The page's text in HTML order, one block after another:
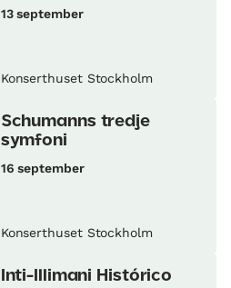
13 september
Konserthuset Stockholm
Schumanns tredje
symfoni
16 september
Konserthuset Stockholm
Inti-Illimani Histórico